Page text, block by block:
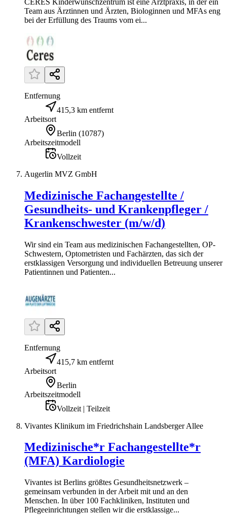
Team aus Ärztinnen und Ärzten, Biologinnen und MFAs eng
bei der Erfüllung des Traums vom ei...
Entfernung
415,3 km entfernt
Arbeitsort
Berlin (10787)
Arbeitszeitmodell
Vollzeit
Augerlin MVZ GmbH
Medizinische Fachangestellte /
Gesundheits- und Krankenpfleger /
Krankenschwester (m/w/d)
Wir sind ein Team aus medizinischen Fachangestellten, OP-
Schwestern, Optometristen und Fachärzten, das sich der
erstklassigen Versorgung und individuellen Betreuung unserer
Patientinnen und Patienten...
Entfernung
415,7 km entfernt
Arbeitsort
Berlin
Arbeitszeitmodell
Vollzeit | Teilzeit
Vivantes Klinikum im Friedrichshain Landsberger Allee
Medizinische*r Fachangestellte*r
(MFA) Kardiologie
Vivantes ist Berlins größtes Gesundheitsnetzwerk –
gemeinsam verbunden in der Arbeit mit und an den
Menschen. In über 100 Fachkliniken, Instituten und
Pflegeeinrichtungen stellen wir die erstklassige...